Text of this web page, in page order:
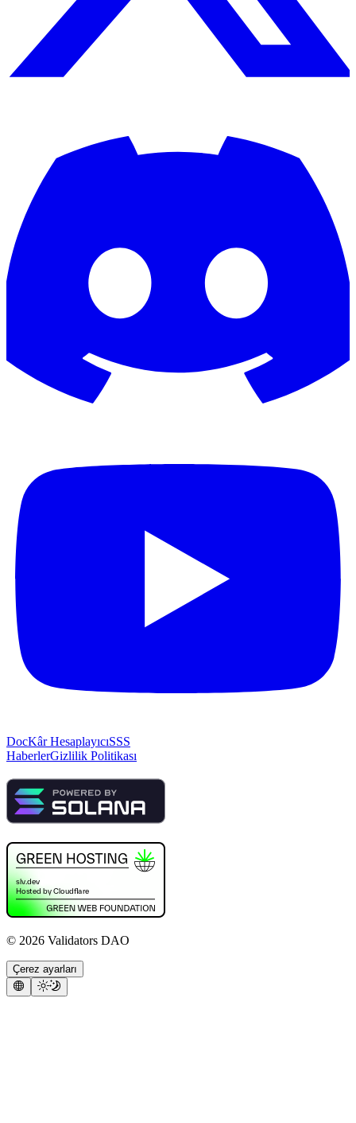
DocKâr HesaplayıcıSSS
HaberlerGizlilik Politikası
© 2026 Validators DAO
Çerez ayarları